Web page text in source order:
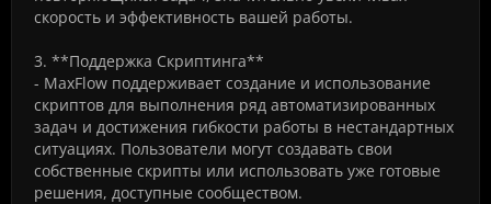
скорость и эффективность вашей работы.
3. **Поддержка Скриптинга**
- MaxFlow поддерживает создание и использование
скриптов для выполнения ряд автоматизированных
задач и достижения гибкости работы в нестандартных
ситуациях. Пользователи могут создавать свои
собственные скрипты или использовать уже готовые
решения, доступные сообществом.